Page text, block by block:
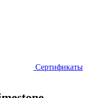
Сертификаты